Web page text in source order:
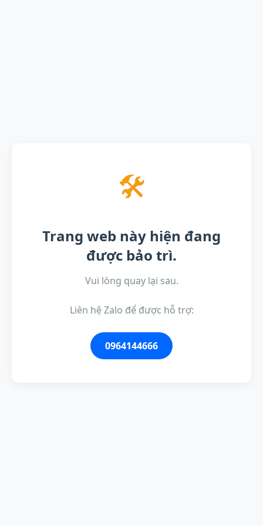
🛠️
Trang web này hiện đang
được bảo trì.
Vui lòng quay lại sau.
Liên hệ Zalo để được hỗ trợ:
0964144666